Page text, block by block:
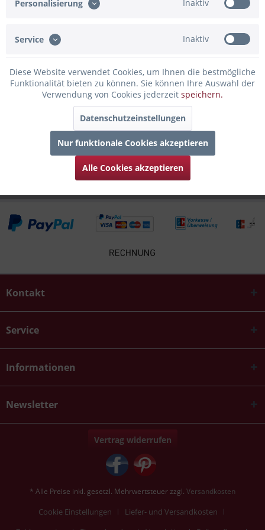
direkt zu dir nach Hause. Die...
Bewertungen
Bewertungen lesen, schreiben und diskutieren...mehr
Infos zum Hersteller
Folgende Infos zum Hersteller sind verfübar......
6
Kunden haben sich ebenfalls angesehen
Kontakt
Service
Informationen
Newsletter
Vertrag widerrufen
* Alle Preise inkl. gesetzl. Mehrwertsteuer zzgl. Versandkosten
Cookie Einstellungen
Liefer- und Versandkosten
Personalisierung Inaktiv
Service Inaktiv
Diese Website verwendet Cookies, um Ihnen die bestmögliche
Funktionalität bieten zu können. Sie können Ihre Auswahl der
Verwendung von Cookies jederzeit speichern.
Datenschutzeinstellungen
Nur funktionale Cookies akzeptieren
Alle Cookies akzeptieren